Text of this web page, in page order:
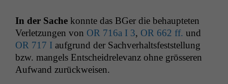
In der Sache kon­nte das BGer die behaupteten
Ver­let­zun­gen von OR 716a I 3, OR 662 ff. und
OR 717 I auf­grund der Sachver­halts­fest­stel­lung
bzw. man­gels Entschei­drel­e­vanz ohne grösseren
Aufwand zurückweisen.
Notwendige